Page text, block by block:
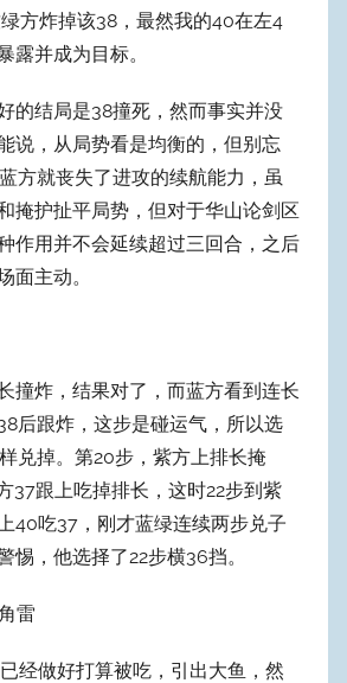
方炸掉该38，最然我的40在左4
露并成为目标。
的结局是38撞死，然而事实并没
说，从局势看是均衡的，但别忘
方就丧失了进攻的续航能力，虽
掩护扯平局势，但对于华山论剑区
作用并不会延续超过三回合，之后
面主动。
撞炸，结果对了，而蓝方看到连长
后跟炸，这步是碰运气，所以选
兑掉。第20步，紫方上排长掩
37跟上吃掉排长，这时22步到紫
40吃37，刚才蓝绿连续两步兑子
惕，他选择了22步横36挡。
雷
经做好打算被吃，引出大鱼，然